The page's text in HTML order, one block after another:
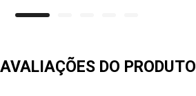
AVALIAÇÕES DO PRODUTO